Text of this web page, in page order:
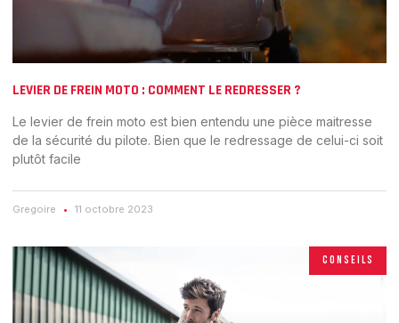
LEVIER DE FREIN MOTO : COMMENT LE REDRESSER ?
Le levier de frein moto est bien entendu une pièce maitresse
de la sécurité du pilote. Bien que le redressage de celui-ci soit
plutôt facile
Gregoire 11 octobre 2023
CONSEILS